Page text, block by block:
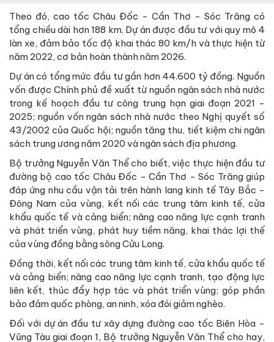
Theo đó, cao tốc Châu Đốc - Cần Thơ - Sóc Trăng có
tổng chiều dài hơn 188 km. Dự án được đầu tư với quy mô 4
làn xe, đảm bảo tốc độ khai thác 80 km/h và thực hiện từ
năm 2022, cơ bản hoàn thành năm 2026.
Dự án có tổng mức đầu tư gần hơn 44.600 tỷ đồng. Nguồn
vốn được Chính phủ đề xuất từ nguồn ngân sách nhà nước
trong kế hoạch đầu tư công trung hạn giai đoạn 2021 -
2025; nguồn vốn ngân sách nhà nước theo Nghị quyết số
43/2002 của Quốc hội; nguồn tăng thu, tiết kiệm chi ngân
sách trung ương năm 2020 và ngân sách địa phương.
Bộ trưởng Nguyễn Văn Thể cho biết, việc thực hiện đầu tư
đường bộ cao tốc Châu Đốc - Cần Thơ - Sóc Trăng giúp
đáp ứng nhu cầu vận tải trên hành lang kinh tế Tây Bắc -
Đông Nam của vùng, kết nối các trung tâm kinh tế, cửa
khẩu quốc tế và cảng biển; nâng cao năng lực cạnh tranh
và phát triển vùng, phát huy tiềm năng, khai thác lợi thế
của vùng đồng bằng sông Cửu Long.
Đồng thời, kết nối các trung tâm kinh tế, cửa khẩu quốc tế
và cảng biển; nâng cao năng lực cạnh tranh, tạo động lực
liên kết, thúc đẩy hợp tác và phát triển vùng; góp phần
bảo đảm quốc phòng, an ninh, xóa đói giảm nghèo.
Đối với dự án đầu tư xây dựng đường cao tốc Biên Hòa -
Vũng Tàu giai đoạn 1, Bộ trưởng Nguyễn Văn Thể cho hay,